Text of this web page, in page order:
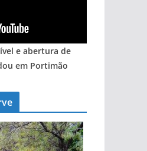
e abertura de
em Portimão